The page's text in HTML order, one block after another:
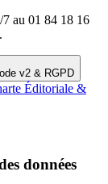
au 01 84 18 16
v2 & RGPD
Éditoriale &
données